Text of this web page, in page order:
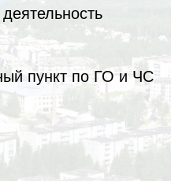
пункт по ГО и ЧС